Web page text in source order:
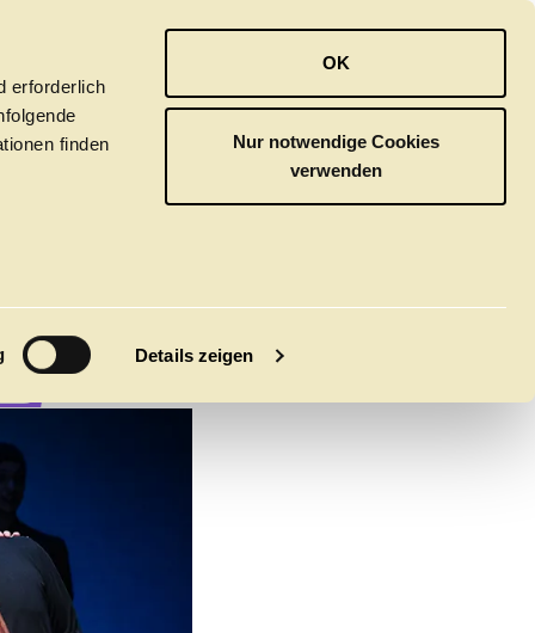
erforderlich
finden
Details zeigen
OK
Nur notwendige Cookies
verwenden
ORCHESTER
Kontakt